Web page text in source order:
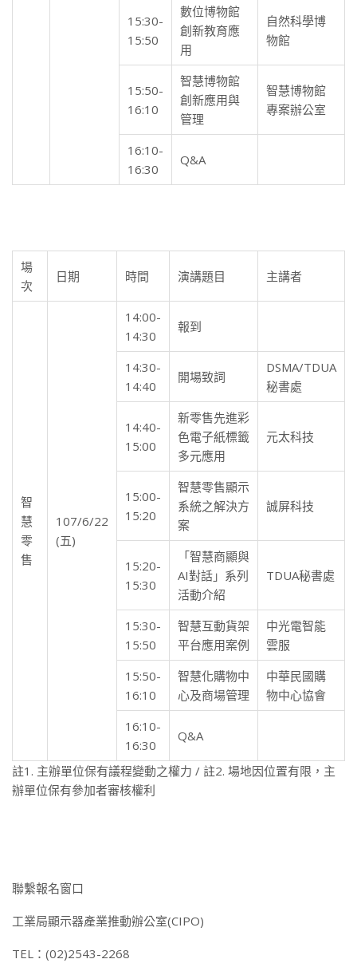
15:30-
15:50
數位博物館
創新教育應
用
自然科學博
物館
15:50-
16:10
智慧博物館
創新應用與
管理
智慧博物館
專案辦公室
16:10-
16:30
Q&A
場
次
日期 時間 演講題目 主講者
智
慧
零
售
107/6/22
(五)
14:00-
14:30
報到
14:30-
14:40
開場致詞
DSMA/TDUA
秘書處
14:40-
15:00
新零售先進彩
色電子紙標籤
多元應用
元太科技
15:00-
15:20
智慧零售顯示
系統之解決方
案
誠屏科技
15:20-
15:30
「智慧商顯與
AI對話」系列
活動介紹
TDUA秘書處
15:30-
15:50
智慧互動貨架
平台應用案例
中光電智能
雲服
15:50-
16:10
智慧化購物中
心及商場管理
中華民國購
物中心協會
16:10-
16:30
Q&A
註1. 主辦單位保有議程變動之權力 / 註2. 場地因位置有限，主
辦單位保有參加者審核權利
聯繫報名窗口
工業局顯示器產業推動辦公室(CIPO)
TEL：(02)2543-2268